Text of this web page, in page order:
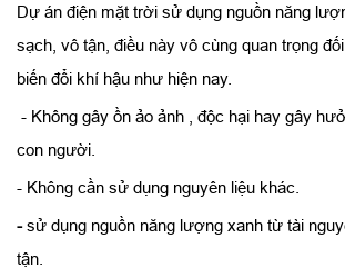
Dự án điện mặt trời sử dụng nguồn năng
sạch, vô tận, điều này vô cùng quan trọng
biến đổi khí hậu như hiện nay.
- Không gây ồn ảo ảnh , độc hại hay gây
con người.
- Không cần sử dụng nguyên liệu khác.
-sử dụng nguồn năng lượng xanh từ tài
tận.